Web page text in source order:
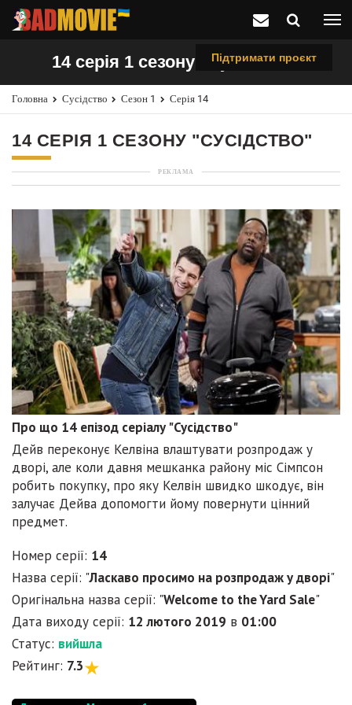
Підтримати проєкт
14 серія 1 сезону "Сусідство"
Головна Сусідство Сезон 1 Серія 14
14 СЕРІЯ 1 СЕЗОНУ "СУСІДСТВО"
РЕКЛАМА
Про що 14 епізод серіалу "Сусідство"
Дейв переконує Келвіна влаштувати розпродаж у
дворі, але коли давня мешканка району міс Сімпсон
робить покупку, про яку Келвін швидко шкодує, він
залучає Дейва допомогти йому повернути цінний
предмет.
Номер серії: 14
Назва серії: "Ласкаво просимо на розпродаж у дворі"
Оригінальна назва серії: "Welcome to the Yard Sale"
Дата виходу серії: 12 лютого 2019 в 01:00
Статус: вийшла
Рейтинг: 7.3